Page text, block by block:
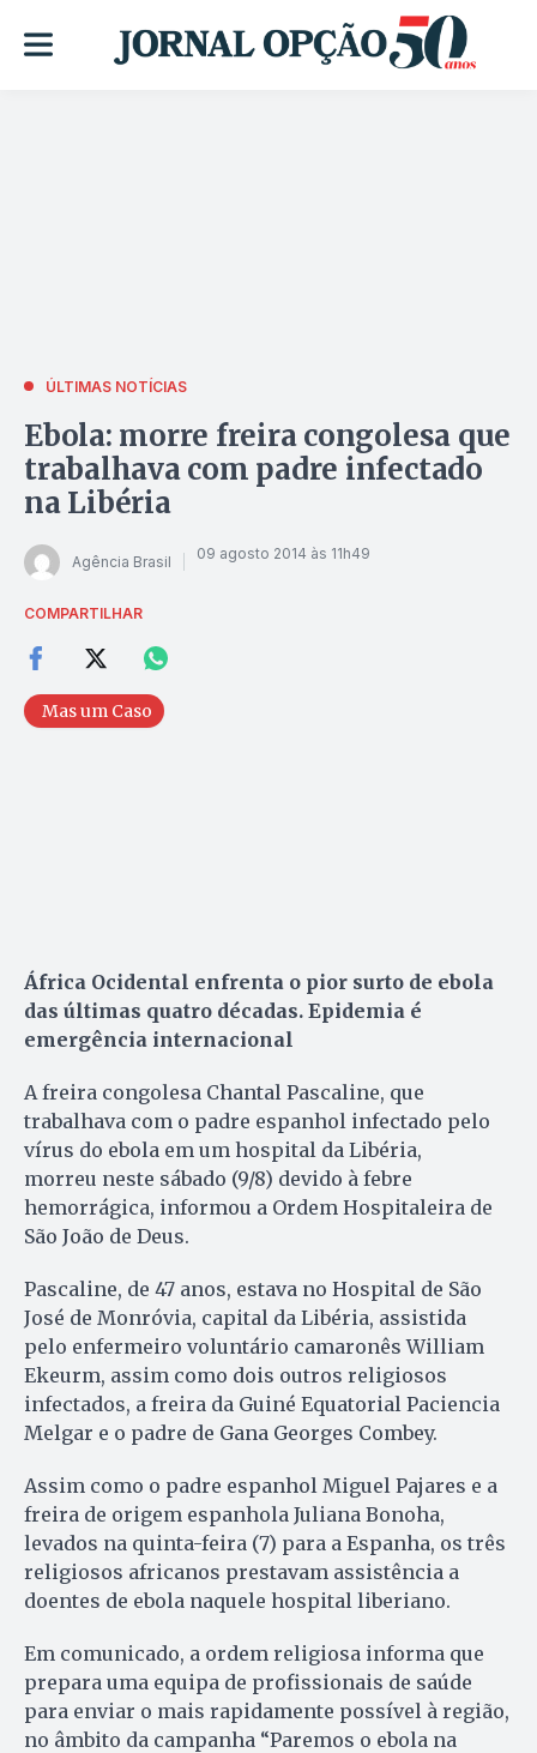
ÚLTIMAS NOTÍCIAS
Ebola: morre freira congolesa que
trabalhava com padre infectado
na Libéria
Agência Brasil 09 agosto 2014 às 11h49
COMPARTILHAR
Mas um Caso
África Ocidental enfrenta o pior surto de ebola
das últimas quatro décadas. Epidemia é
emergência internacional
A freira congolesa Chantal Pascaline, que
trabalhava com o padre espanhol infectado pelo
vírus do ebola em um hospital da Libéria,
morreu neste sábado (9/8) devido à febre
hemorrágica, informou a Ordem Hospitaleira de
São João de Deus.
Pascaline, de 47 anos, estava no Hospital de São
José de Monróvia, capital da Libéria, assistida
pelo enfermeiro voluntário camaronês William
Ekeurm, assim como dois outros religiosos
infectados, a freira da Guiné Equatorial Paciencia
Melgar e o padre de Gana Georges Combey.
Assim como o padre espanhol Miguel Pajares e a
freira de origem espanhola Juliana Bonoha,
levados na quinta-feira (7) para a Espanha, os três
religiosos africanos prestavam assistência a
doentes de ebola naquele hospital liberiano.
Em comunicado, a ordem religiosa informa que
prepara uma equipa de profissionais de saúde
para enviar o mais rapidamente possível à região,
no âmbito da campanha “Paremos o ebola na